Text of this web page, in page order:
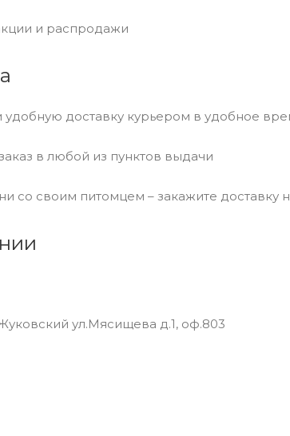
и распродажи
доставку курьером в удобное
в любой из пунктов выдачи
со своим питомцем – закажите доставку
ул.Мясищева д.1, оф.803